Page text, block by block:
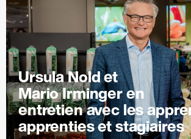
Ursula Nold et
Mario Irminger en
entretien avec les
apprenties et stagiaires